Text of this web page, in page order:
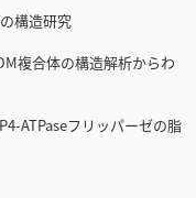
構造研究
複合体の構造解析からわ
ATPaseフリッパーゼの脂